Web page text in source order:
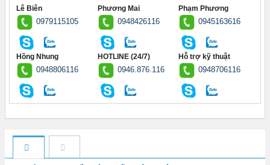
Lê Biên
0979115105
Phương Mai
0948426116
Phạm Phương
0945163616
Hồng Nhung
0948806116
HOTLINE (24/7)
0946.876.116
Hỗ trợ kỹ thuật
0948706116